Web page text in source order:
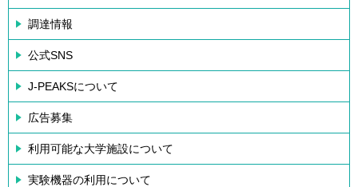
調達情報
公式SNS
J-PEAKSについて
広告募集
利用可能な大学施設について
実験機器の利用について